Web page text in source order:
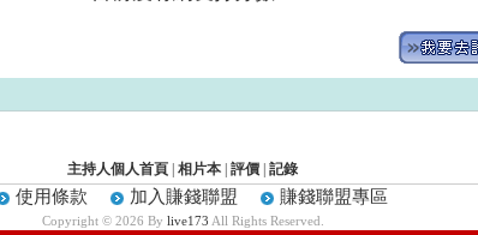
主持人個人首頁 相片本 評價 記錄
使用條款 加入賺錢聯盟 賺錢聯盟專區
Copyright © 2026 By live173 All Rights Reserved.